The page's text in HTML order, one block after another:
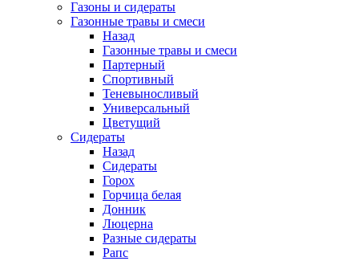
Газоны и сидераты
Газонные травы и смеси
Назад
Газонные травы и смеси
Партерный
Спортивный
Теневыносливый
Универсальный
Цветущий
Сидераты
Назад
Сидераты
Горох
Горчица белая
Донник
Люцерна
Разные сидераты
Рапс